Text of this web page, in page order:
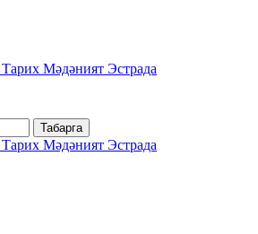
Тарих Мәдәният Эстрада
Табарга
Тарих Мәдәният Эстрада